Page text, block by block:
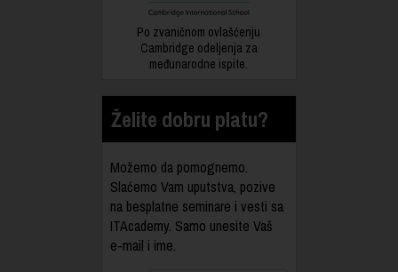
Po zvaničnom ovlašćenju
Cambridge odeljenja za
međunarodne ispite.
Želite dobru platu?
Možemo da pomognemo.
Slaćemo Vam uputstva, pozive
na besplatne seminare i vesti sa
ITAcademy. Samo unesite Vaš
e-mail i ime.